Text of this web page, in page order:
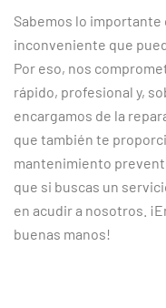
Sabemos lo importante
inconveniente que
Por eso, nos
rápido, profesional y,
encargamos de la
que también te
mantenimiento
que si buscas un
en acudir a nosotros.
buenas manos!